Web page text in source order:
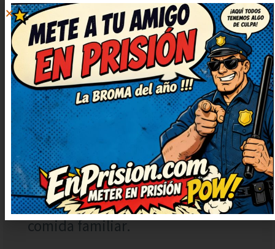
IRENE
DOMÍNGUEZ
14 enero, 2023 at
10:12
RESPONDER
Buenísimo, me hizo reír a
carcajadas. Lo voy a compartir con
mis amigos para que se rían
también. No puedo dejar de
sonreír, qué bueno. Lo apuntaré
para contarlo en la próxima
comida familiar.